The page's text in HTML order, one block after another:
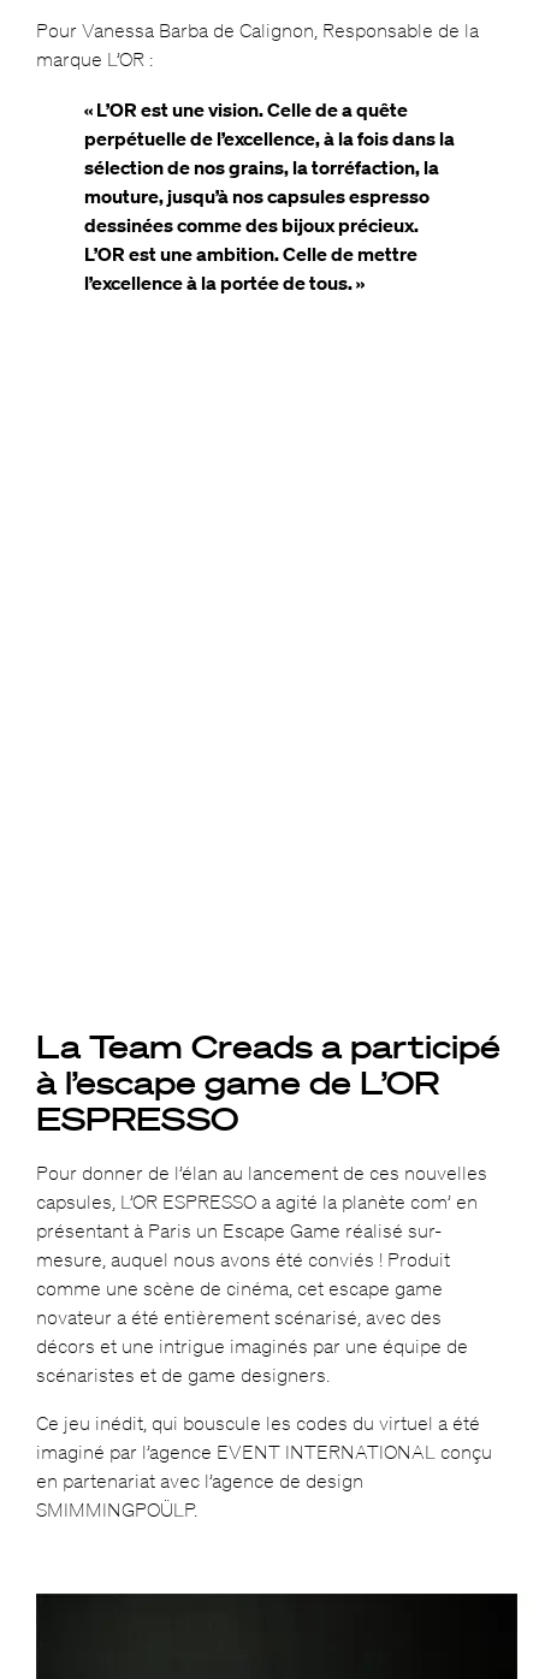
Pour Vanessa Barba de Calignon, Responsable de la
marque L’OR :
« L’OR est une vision. Celle de a quête
perpétuelle de l’excellence, à la fois dans la
sélection de nos grains, la torréfaction, la
mouture, jusqu’à nos capsules espresso
dessinées comme des bijoux précieux.
L’OR est une ambition. Celle de mettre
l’excellence à la portée de tous. »
La Team Creads a participé
à l’escape game de L’OR
ESPRESSO
Pour donner de l’élan au lancement de ces nouvelles
capsules, L’OR ESPRESSO a agité la planète com’ en
présentant à Paris un Escape Game réalisé sur-
mesure, auquel nous avons été conviés ! Produit
comme une scène de cinéma, cet escape game
novateur a été entièrement scénarisé, avec des
décors et une intrigue imaginés par une équipe de
scénaristes et de game designers.
Ce jeu inédit, qui bouscule les codes du virtuel a été
imaginé par l’agence EVENT INTERNATIONAL conçu
en partenariat avec l’agence de design
SMIMMINGPOÜLP.